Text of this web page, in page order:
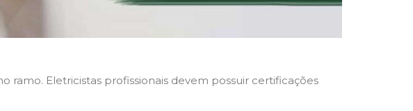
ramo. Eletricistas profissionais devem possuir certificações